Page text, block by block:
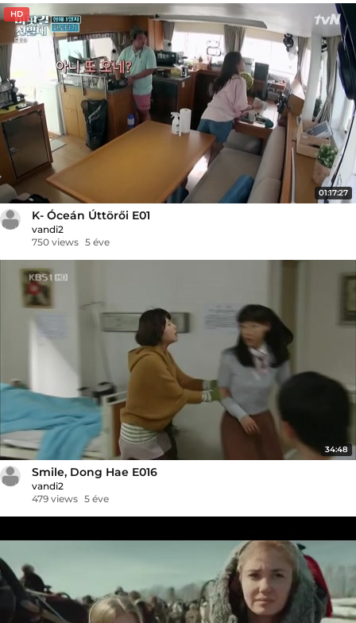
HD
01:17:27
K- Óceán Úttörői E01
vandi2
750 views 5 éve
34:48
Smile, Dong Hae E016
vandi2
479 views 5 éve